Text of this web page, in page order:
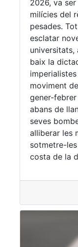
2026, va
milícies del
pesades.
esclatar
universitats,
baix la
moviment
gener-
abans de
seves
alliberar les
sotmetre-
costa de la